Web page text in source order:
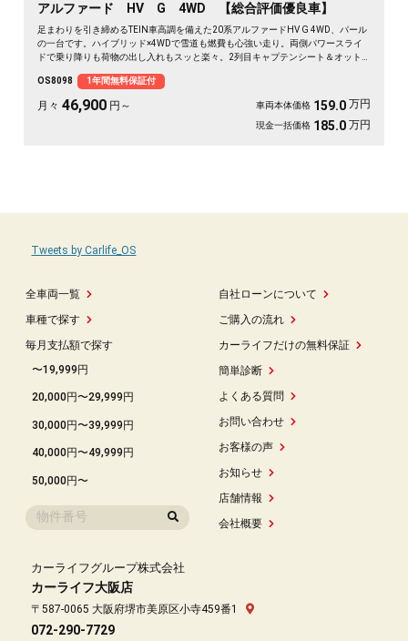
アルファード HV G 4WD 【総合評価優良車】
足まわりを引き締めるTEIN車高調を備えた20系アルファードHV G 4WD、パール
の一台です。ハイブリッド×4WDで雪道も燃費も心強い走り。両側パワースライ
ドで乗り降りも荷物の出し入れもスッと楽々。2列目キャプテンシート＆オット
征も余裕の空間で。この一台なら移動そのものが楽しみに変わります🚗✨💺🙌😎
《1年保証付》
OS8098 1年間無料保証付
月々 46,900 円～ 車両本体価格 159.0 万円
現金一括価格 185.0 万円
全車両一覧
車種で探す
毎月支払額で探す
〜19,999円
20,000円〜29,999円
30,000円〜39,999円
40,000円〜49,999円
50,000円〜
自社ローンについて
ご購入の流れ
カーライフだけの無料保証
簡単診断
よくある質問
お問い合わせ
お客様の声
お知らせ
店舗情報
会社概要
Tweets by Carlife_OS
カーライフグループ株式会社
カーライフ大阪店
〒587-0065 大阪府堺市美原区小寺459番1
072-290-7729